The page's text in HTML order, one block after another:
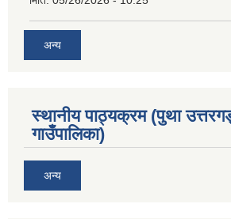
अन्य
स्थानीय पाठ्यक्रम (पुथा
गाउँपालिका)
अन्य